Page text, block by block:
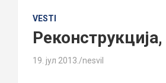
VESTI
19. јул 2013. nesvil